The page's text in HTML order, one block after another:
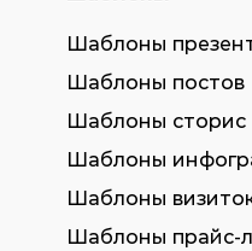
Шаблоны
Шаблоны постов
Шаблоны сторис
Шаблоны
Шаблоны
Шаблоны прайс-